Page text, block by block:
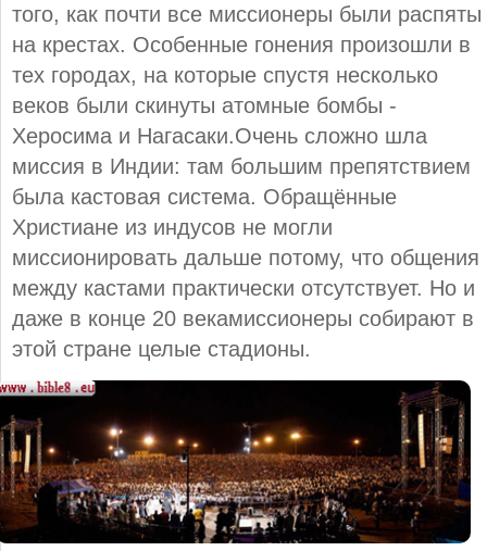
того, как почти все миссионеры были распяты
на крестах. Особенные гонения произошли в
тех городах, на которые спустя несколько
веков были скинуты атомные бомбы -
Херосима и Нагасаки.Очень сложно шла
миссия в Индии: там большим препятствием
была кастовая система. Обращённые
Христиане из индусов не могли
миссионировать дальше потому, что общения
между кастами практически отсутствует. Но и
даже в конце 20 векамиссионеры собирают в
этой стране целые стадионы.